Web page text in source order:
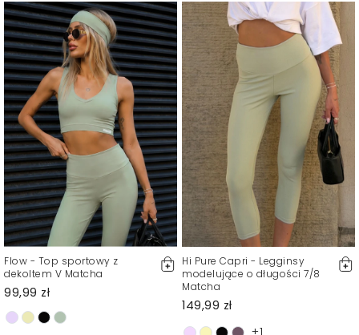
Flow - Top sportowy z
dekoltem V Matcha
99,99 zł
Hi Pure Capri - Legginsy
modelujące o długości 7/8
Matcha
149,99 zł